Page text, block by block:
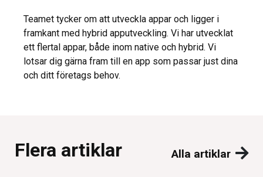
Teamet tycker om att utveckla appar och ligger i
framkant med hybrid apputveckling. Vi har utvecklat
ett flertal appar, både inom native och hybrid. Vi
lotsar dig gärna fram till en app som passar just dina
och ditt företags behov.
Flera artiklar Alla artiklar